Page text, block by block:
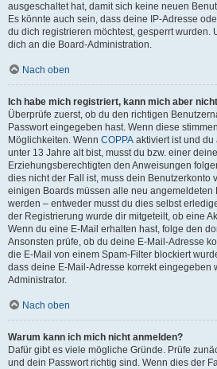
ausgeschaltet hat, damit sich keine neuen
Es könnte auch sein, dass deine IP-Adresse
du dich registrieren möchtest, gesperrt wurden.
dich an die Board-Administration.
Nach oben
Ich habe mich registriert, kann mich aber
Überprüfe zuerst, ob du den richtigen
Passwort eingegeben hast. Wenn diese
Möglichkeiten. Wenn COPPA aktiviert ist und
unter 13 Jahre alt bist, musst du bzw. einer
Erziehungsberechtigten den Anweisungen
dies nicht der Fall ist, muss dein Benutzerkonto
einigen Boards müssen alle neu angemeldeten
werden – entweder musst du dies selbst
der Registrierung wurde dir mitgeteilt, ob eine
Wenn du eine E-Mail erhalten hast, folge den
Ansonsten prüfe, ob du deine E-Mail-Adresse
die E-Mail von einem Spam-Filter blockiert
dass deine E-Mail-Adresse korrekt eingegeben
Administrator.
Nach oben
Warum kann ich mich nicht anmelden?
Dafür gibt es viele mögliche Gründe. Prüfe
und dein Passwort richtig sind. Wenn dies der